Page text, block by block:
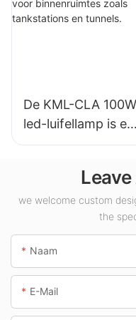
magazijnen en
De KML-CLA 100W
led-luifellamp is een
leverancier voor
zoals tankstations
en tunnels.
we welcome custom
the
Naam
E-Mail